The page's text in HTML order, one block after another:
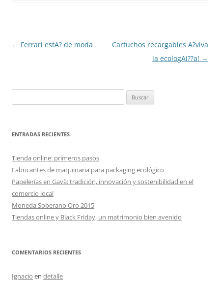
Navegación
← Ferrari estA? de moda
Cartuchos recargables A?viva
la ecologAi??a! →
ENTRADAS RECIENTES
Tienda online: primeros pasos
Fabricantes de maquinaria para packaging ecológico
Papelerías en Gavà: tradición, innovación y sostenibilidad en el
comercio local
Moneda Soberano Oro 2015
Tiendas online y Black Friday, un matrimonio bien avenido
COMENTARIOS RECIENTES
Ignacio en detalle